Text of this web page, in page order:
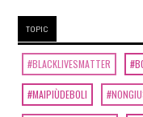
TOPIC
#BLACKLIVESMATTER
#MAIPIÙDEBOLI